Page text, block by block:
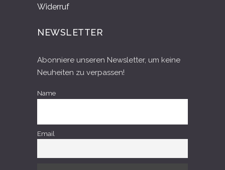
Widerruf
NEWSLETTER
Abonniere unseren Newsletter, um keine
Neuheiten zu verpassen!
Name
Email